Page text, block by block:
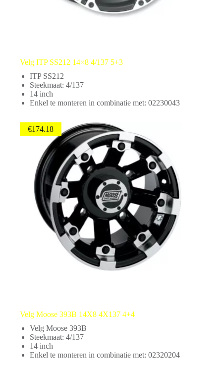
Velg ITP SS212 14×8 4/137 5+3
ITP SS212
Steekmaat: 4/137
14 inch
Enkel te monteren in combinatie met: 02230043
Velg Moose 393B 14X8 4X137 4+4
€174.18
Velg Moose 393B
Steekmaat: 4/137
14 inch
Enkel te monteren in combinatie met: 02320204